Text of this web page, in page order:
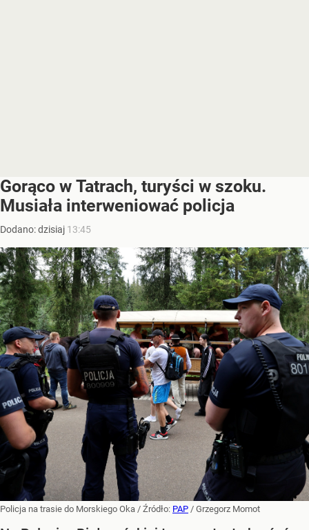
Gorąco w Tatrach, turyści w szoku.
Musiała interweniować policja
Dodano:dzisiaj 13:45
Policja na trasie do Morskiego Oka / Źródło: PAP / Grzegorz Momot